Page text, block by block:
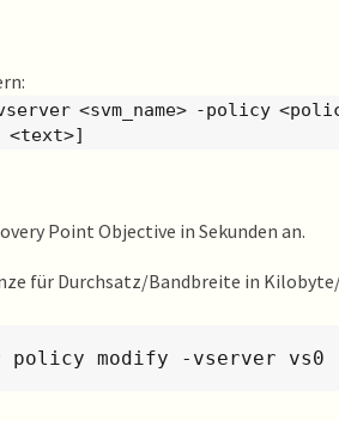
<svm_name> -policy
<text>]
Point Objective in Sekunden an.
für Durchsatz/Bandbreite in
policy modify -vserver